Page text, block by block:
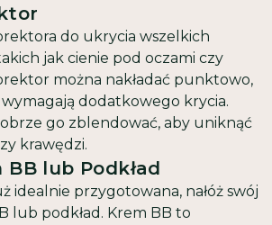
do ukrycia wszelkich
jak cienie pod oczami czy
można nakładać punktowo,
dodatkowego krycia.
go zblendować, aby uniknąć
krawędzi.
BB lub Podkład
idealnie przygotowana, nałóż swój
lub podkład. Krem BB to